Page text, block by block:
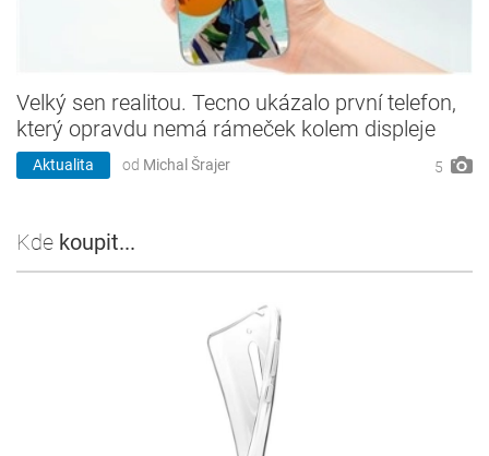
Velký sen realitou. Tecno ukázalo první telefon,
který opravdu nemá rámeček kolem displeje
Aktualita od Michal Šrajer 5
Kde koupit...